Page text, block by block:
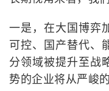
一是，在大国博弈
可控、国产替代、
分领域被提升至战
势的企业将从严峻